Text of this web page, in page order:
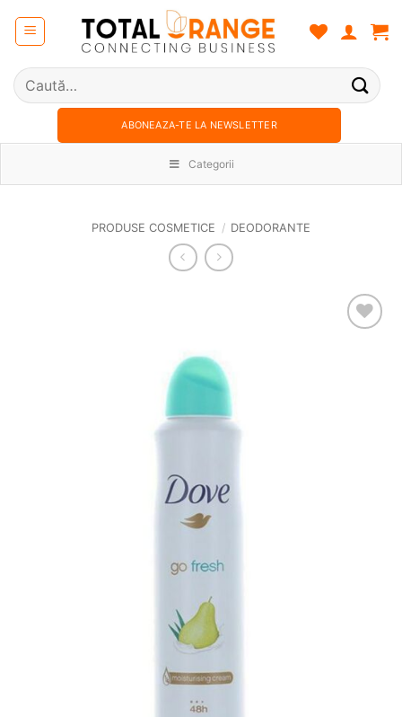
Caută
după:
ABONEAZA-TE LA NEWSLETTER
Categorii
PRODUSE COSMETICE / DEODORANTE